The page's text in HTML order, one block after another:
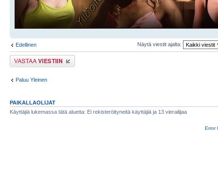
Edellinen Näytä viestit ajalta:
Lähetä vastaus
Paluu Yleinen
PAIKALLAOLIJAT
Käyttäjiä lukemassa tätä aluetta: Ei rekisteröityneitä käyttäjiä ja 13 vierailijaa
Error